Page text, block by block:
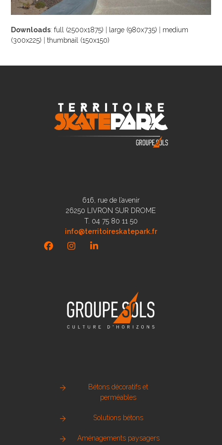
Downloads:full (2500x1875) large (980x735)
medium
(300x225) |thumbnail (150x150)
616, rue de l’avenir
26250 LIVRON SUR DROME
T. 04 75 80 11 50
info@territoireskatepark.fr
FacebookInstagramLinkedIn
Bétons décoratifs et
perméables
Solutions bétons
Aménagements paysagers